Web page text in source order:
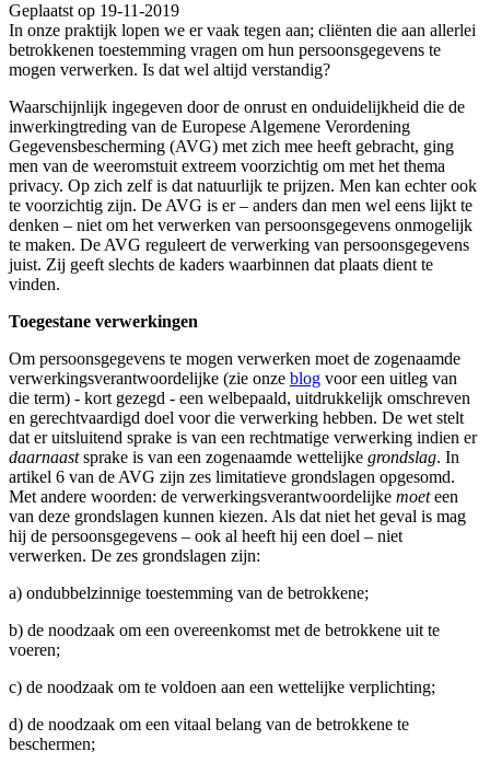
Geplaatst op 19-11-2019
In onze praktijk lopen we er vaak tegen aan; cliënten die aan allerlei
betrokkenen toestemming vragen om hun persoonsgegevens te
mogen verwerken. Is dat wel altijd verstandig?
Waarschijnlijk ingegeven door de onrust en onduidelijkheid die de
inwerkingtreding van de Europese Algemene Verordening
Gegevensbescherming (AVG) met zich mee heeft gebracht, ging
men van de weeromstuit extreem voorzichtig om met het thema
privacy. Op zich zelf is dat natuurlijk te prijzen. Men kan echter ook
te voorzichtig zijn. De AVG is er – anders dan men wel eens lijkt te
denken – niet om het verwerken van persoonsgegevens onmogelijk
te maken. De AVG reguleert de verwerking van persoonsgegevens
juist. Zij geeft slechts de kaders waarbinnen dat plaats dient te
vinden.
Toegestane verwerkingen
Om persoonsgegevens te mogen verwerken moet de zogenaamde
verwerkingsverantwoordelijke (zie onze blog voor een uitleg van
die term) - kort gezegd - een welbepaald, uitdrukkelijk omschreven
en gerechtvaardigd doel voor die verwerking hebben. De wet stelt
dat er uitsluitend sprake is van een rechtmatige verwerking indien er
daarnaastsprake is van een zogenaamde wettelijke grondslag. In
artikel 6 van de AVG zijn zes limitatieve grondslagen opgesomd.
Met andere woorden: de verwerkingsverantwoordelijke moeteen
van deze grondslagen kunnen kiezen. Als dat niet het geval is mag
hij de persoonsgegevens – ook al heeft hij een doel – niet
verwerken. De zes grondslagen zijn:
a) ondubbelzinnige toestemming van de betrokkene;
b) de noodzaak om een overeenkomst met de betrokkene uit te
voeren;
c) de noodzaak om te voldoen aan een wettelijke verplichting;
d) de noodzaak om een vitaal belang van de betrokkene te
beschermen;